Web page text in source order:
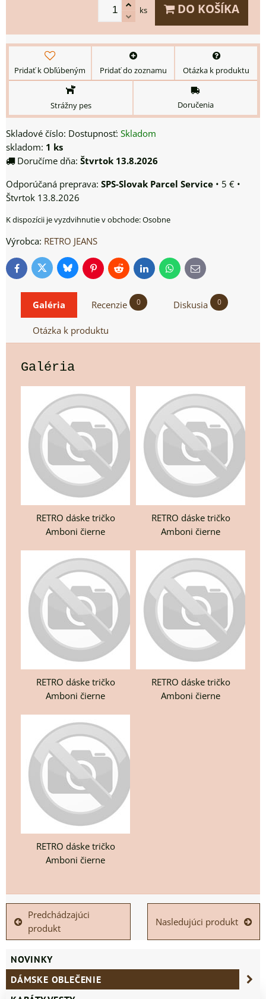
ks DO KOŠÍKA
Pridať k Obľúbeným Pridať do zoznamu Otázka k produktu
Strážny pes Doručenia
Skladové číslo: Dostupnosť: Skladom
skladom: 1 ks
Doručíme dňa: Štvrtok 13.8.2026
SPS-Slovak Parcel Service • 5 € •
Štvrtok 13.8.2026
Osobne
Výrobca: RETRO JEANS
FacebookTwitterBlueskyPinterestReddit LinkedInWhatsApp
E-
mail
Galéria Recenzie 0 Diskusia 0
Otázka k produktu
Galéria
RETRO dáske tričko
Amboni čierne
RETRO dáske tričko
Amboni čierne
RETRO dáske tričko
Amboni čierne
RETRO dáske tričko
Amboni čierne
RETRO dáske tričko
Amboni čierne
Predchádzajúci
produkt
Nasledujúci produkt
NOVINKY
DÁMSKE OBLEČENIE